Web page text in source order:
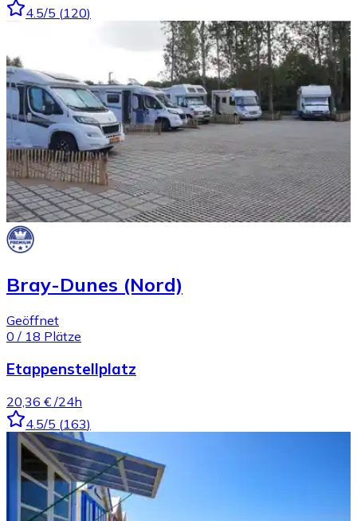
4.5/5 (120)
Bray-Dunes (Nord)
Geöffnet
0 / 18 Plätze
Etappenstellplatz
20,36 € /24h
4.5/5 (163)